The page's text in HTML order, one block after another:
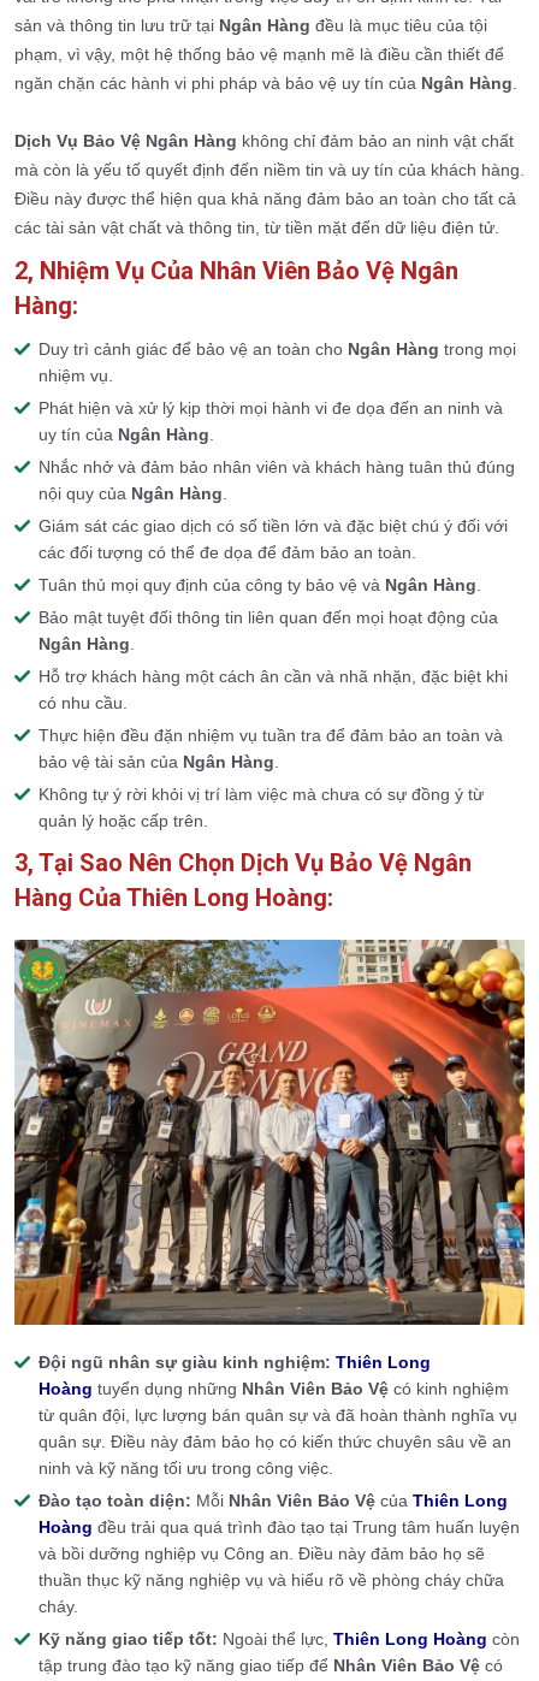
sản và thông tin lưu trữ tại Ngân Hàng đều là mục tiêu của tội
phạm, vì vậy, một hệ thống bảo vệ mạnh mẽ là điều cần thiết để
ngăn chặn các hành vi phi pháp và bảo vệ uy tín của Ngân Hàng.
Dịch Vụ Bảo Vệ Ngân Hàng không chỉ đảm bảo an ninh vật chất
mà còn là yếu tố quyết định đến niềm tin và uy tín của khách hàng.
Điều này được thể hiện qua khả năng đảm bảo an toàn cho tất cả
các tài sản vật chất và thông tin, từ tiền mặt đến dữ liệu điện tử.
2, Nhiệm Vụ Của Nhân Viên Bảo Vệ Ngân
Hàng:
Duy trì cảnh giác để bảo vệ an toàn cho Ngân Hàng trong mọi
nhiệm vụ.
Phát hiện và xử lý kịp thời mọi hành vi đe dọa đến an ninh và
uy tín của Ngân Hàng.
Nhắc nhở và đảm bảo nhân viên và khách hàng tuân thủ đúng
nội quy của Ngân Hàng.
Giám sát các giao dịch có số tiền lớn và đặc biệt chú ý đối với
các đối tượng có thể đe dọa để đảm bảo an toàn.
Tuân thủ mọi quy định của công ty bảo vệ và Ngân Hàng.
Bảo mật tuyệt đối thông tin liên quan đến mọi hoạt động của
Ngân Hàng.
Hỗ trợ khách hàng một cách ân cần và nhã nhặn, đặc biệt khi
có nhu cầu.
Thực hiện đều đặn nhiệm vụ tuần tra để đảm bảo an toàn và
bảo vệ tài sản của Ngân Hàng.
Không tự ý rời khỏi vị trí làm việc mà chưa có sự đồng ý từ
quản lý hoặc cấp trên.
3, Tại Sao Nên Chọn Dịch Vụ Bảo Vệ Ngân
Hàng Của Thiên Long Hoàng:
Đội ngũ nhân sự giàu kinh nghiệm: Thiên Long
Hoàng tuyển dụng những Nhân Viên Bảo Vệ có kinh nghiệm
từ quân đội, lực lượng bán quân sự và đã hoàn thành nghĩa vụ
quân sự. Điều này đảm bảo họ có kiến thức chuyên sâu về an
ninh và kỹ năng tối ưu trong công việc.
Đào tạo toàn diện: Mỗi Nhân Viên Bảo Vệ của Thiên Long
Hoàng đều trải qua quá trình đào tạo tại Trung tâm huấn luyện
và bồi dưỡng nghiệp vụ Công an. Điều này đảm bảo họ sẽ
thuần thục kỹ năng nghiệp vụ và hiểu rõ về phòng cháy chữa
cháy.
Kỹ năng giao tiếp tốt: Ngoài thể lực, Thiên Long Hoàng còn
tập trung đào tạo kỹ năng giao tiếp để Nhân Viên Bảo Vệ có